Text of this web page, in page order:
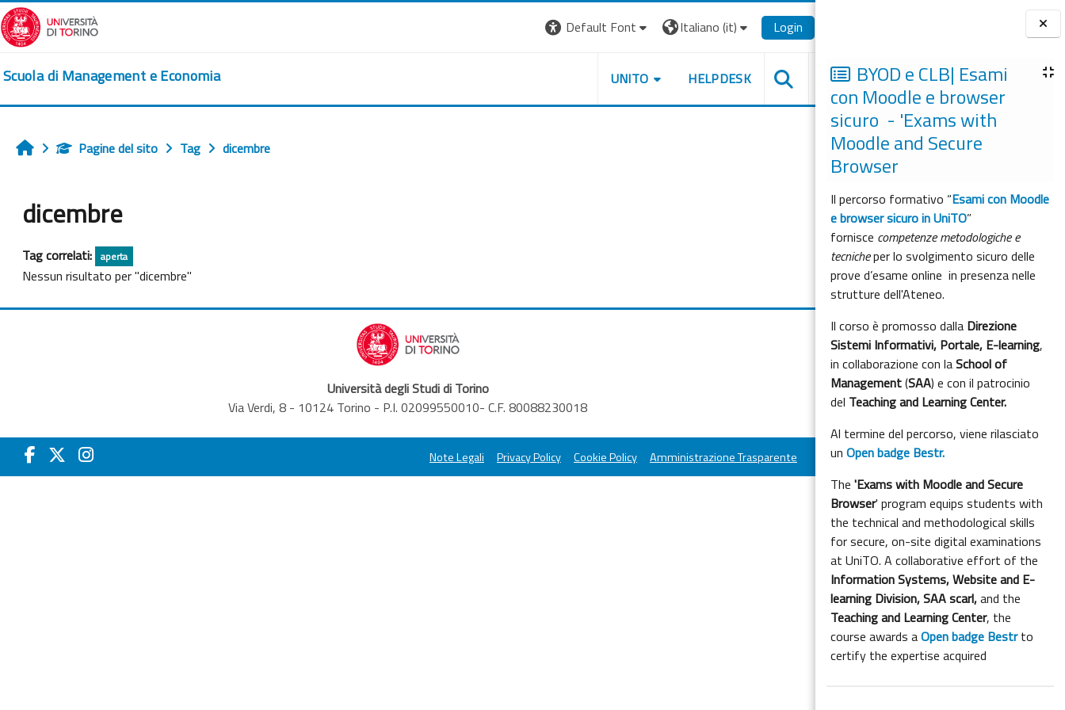
Vai al contenuto principale
Blocchi
BYOD e CLB| Esami
con Moodle e browser
sicuro - 'Exams with
Moodle and Secure
Browser
Il percorso formativo “Esami con Moodle
e browser sicuro in UniTO”
fornisce competenze metodologiche e
tecnicheper lo svolgimento sicuro delle
prove d’esame online in presenza nelle
strutture dell'Ateneo.
Il corso è promosso dalla Direzione
Sistemi Informativi, Portale, E-learning,
in collaborazione con laSchool of
Management(SAA) e con il patrocinio
del Teaching and Learning Center.
Al termine del percorso, viene rilasciato
unOpen badge Bestr.
The'Exams with Moodle and Secure
Browser' program equips students with
the technical and methodological skills
for secure, on-site digital examinations
at UniTO. A collaborative effort of the
Information Systems, Website and E-
learning Division,SAA scarl,and the
Teaching and Learning Center, the
course awards aOpen badge Bestrto
certify the expertise acquired
Default Font Italiano ‎(it)‎ Login
Scuola di Management e Economia UNITO HELPDESK
HomePagine del sito Tag dicembre
dicembre
Tag correlati: aperta
Nessun risultato per "dicembre"
Università degli Studi di Torino
Via Verdi, 8 - 10124 Torino - P.I. 02099550010- C.F. 80088230018
Note Legali Privacy Policy Cookie Policy Amministrazione Trasparente